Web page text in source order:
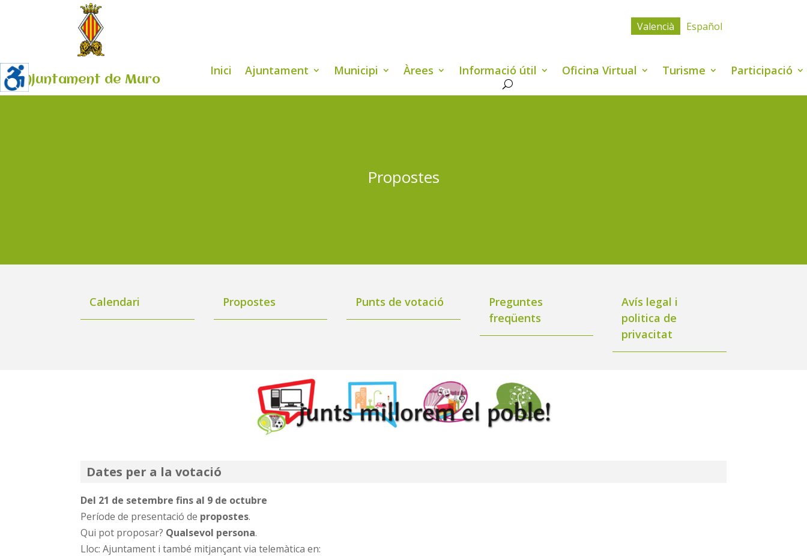
Ajuntament de Muro
Valencià Español
Inici Ajuntament Municipi Àrees Informació útil Oficina Virtual Turisme Participació
Propostes
Calendari Propostes Punts de votació
Preguntes
freqüents
Avís legal i
politica de
privacitat
Dates per a la votació
Del 21 de setembre fins al 9 de octubre
Període de presentació de propostes.
Qui pot proposar? Qualsevol persona.
Lloc: Ajuntament i també mitjançant via telemàtica en: